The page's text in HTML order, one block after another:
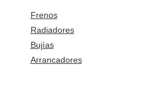
Frenos
Radiadores
Bujías
Arrancadores